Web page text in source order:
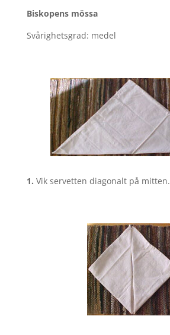
Biskopens mössa
Svårighetsgrad: medel
1. Vik servetten diagonalt på mitten.